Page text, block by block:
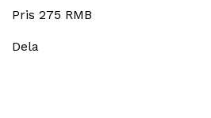
Pris 275 RMB
Dela